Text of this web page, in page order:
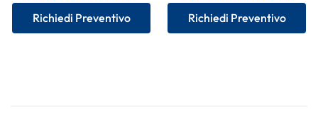
Richiedi Preventivo Richiedi Preventivo